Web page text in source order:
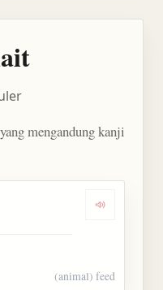
mengandung kanji
Dengarkan
(animal) feed